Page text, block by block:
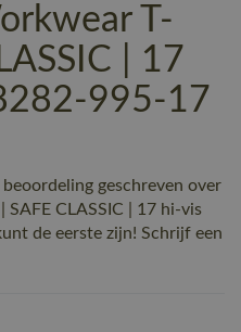
T-
| 17
995-17
geschreven over
CLASSIC | 17 hi-vis
de eerste zijn! Schrijf een